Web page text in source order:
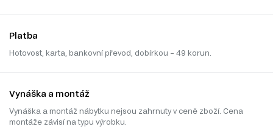
Platba
Hotovost, karta, bankovní převod, dobírkou – 49 korun.
Vynáška a montáž
Vynáška a montáž nábytku nejsou zahrnuty v ceně zboží. Cena
montáže závisí na typu výrobku.